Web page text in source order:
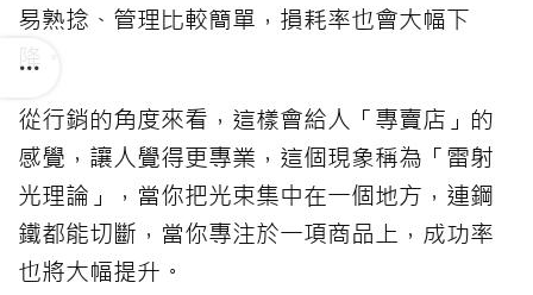
易熟捻、管理比較簡單，損耗率也會大幅下
降。
從行銷的角度來看，這樣會給人「專賣店」的
感覺，讓人覺得更專業，這個現象稱為「雷射
光理論」，當你把光束集中在一個地方，連鋼
鐵都能切斷，當你專注於一項商品上，成功率
也將大幅提升。